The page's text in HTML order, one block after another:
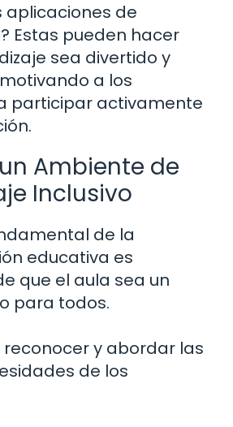
aplicaciones de
Estas pueden hacer
sea divertido y
a los
participar activamente
Ambiente de
Inclusivo
de la
educativa es
que el aula sea un
para todos.
reconocer y abordar las
de los